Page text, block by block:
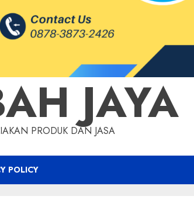
JAYA
PRODUK DAN JASA
POLICY